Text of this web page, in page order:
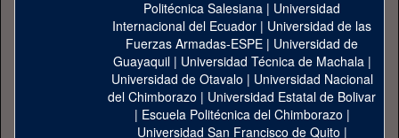
Politécnica Salesiana | Universidad
Internacional del Ecuador | Universidad de las
Fuerzas Armadas-ESPE | Universidad de
Guayaquil| Universidad Técnica de Machala|
Universidad de Otavalo | Universidad Nacional
del Chimborazo | Universidad Estatal de Bolivar
| Escuela Politécnica del Chimborazo |
Universidad San Francisco de Quito |